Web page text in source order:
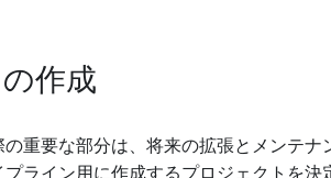
作成
重要な部分は、将来の拡張とメンテ
ライン用に作成するプロジェクトを決